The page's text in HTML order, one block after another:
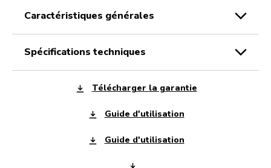
caractéristiques générales
spécifications techniques
Télécharger la garantie
Guide d'utilisation
Guide d'utilisation